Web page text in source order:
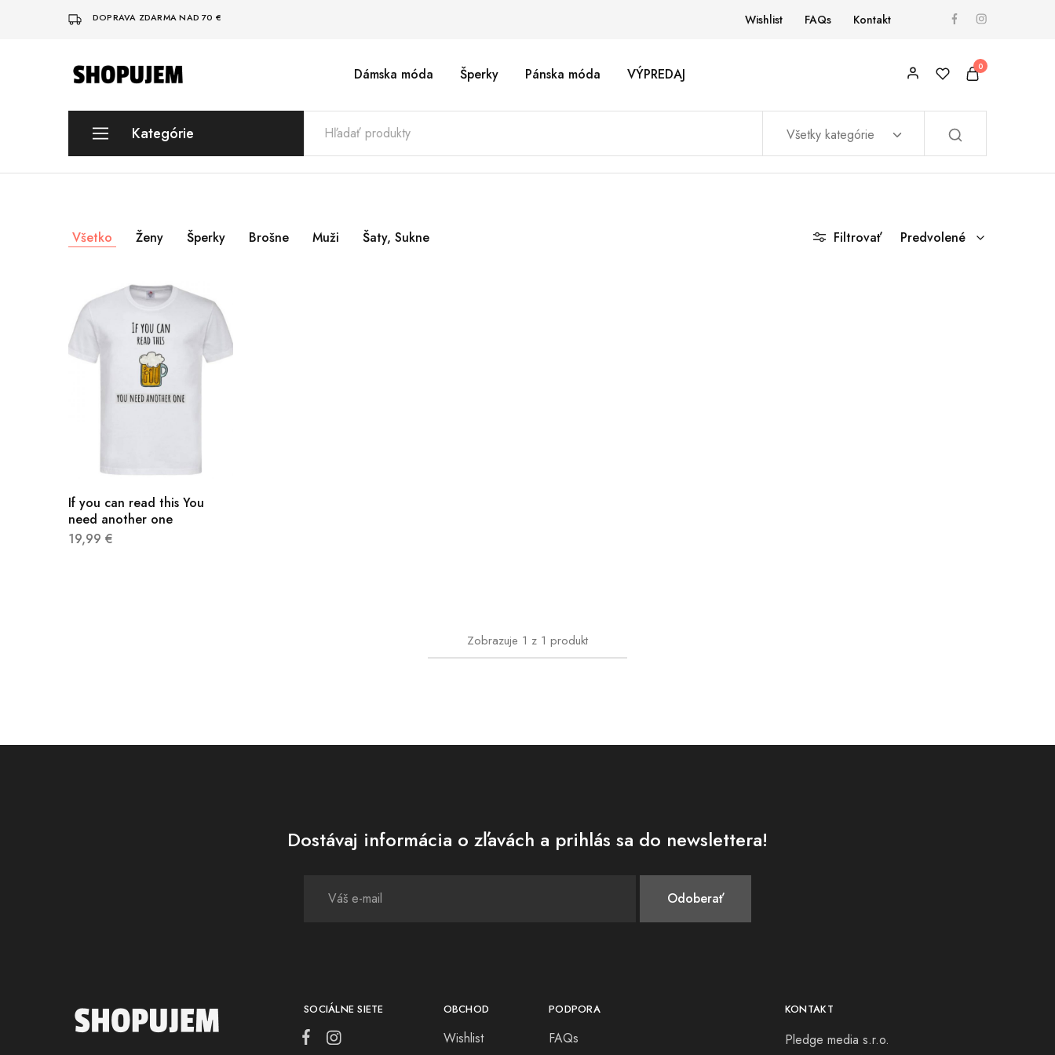
DOPRAVA ZDARMA NAD 70 € Wishlist FAQs Kontakt
Shopujem
Veselé
potlačou
Dámska móda Šperky Pánska móda VÝPREDAJ 0
Kategórie
Pánska móda
VÝPREDAJ
Všetky kategórie
Všetko Ženy Šperky Brošne Muži Šaty, Sukne Filtrovať Predvolené
If you can read this You
need another one
19,99 €
Zobrazuje 1 z 1 produkt
Dostávaj informácia o zľavách a prihlás sa do newslettera!
SOCIÁLNE SIETE OBCHOD
Wishlist
PODPORA
FAQs
KONTAKT
Pledge media s.r.o.